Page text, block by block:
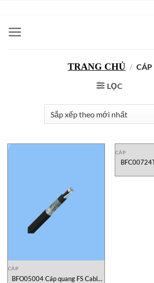
nội
TRANG CHỦ / CÁP
LỌC
CÁP
BFO05004 Cáp quang FS Cable
CÁP